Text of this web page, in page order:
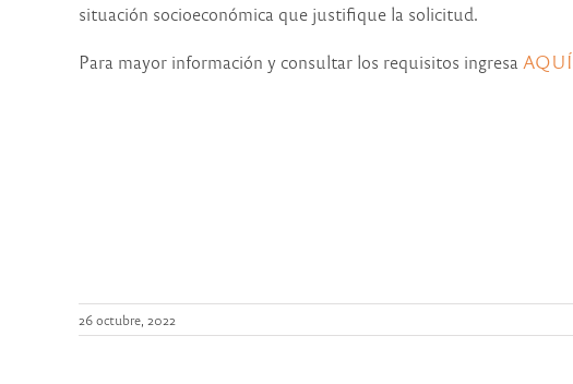
situación socioeconómica que justifique la solicitud.
Para mayor información y consultar los requisitos ingresa AQUÍ
26 octubre, 2022